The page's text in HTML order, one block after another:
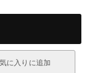
に入りに追加